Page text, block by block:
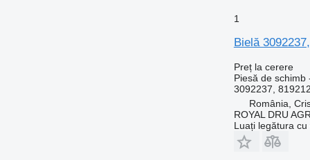
1
Bielă
Preț la cerere
Piesă de schimb
3092237,
România,
ROYAL DRU
Luați legătura